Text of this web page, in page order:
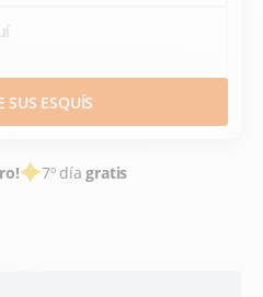
SUS ESQUÍS
7º díagratis